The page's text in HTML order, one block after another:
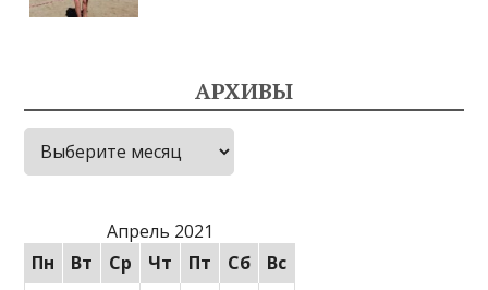
АРХИВЫ
Архивы
Апрель 2021
Пн
Вт Ср Чт Пт Сб
Вс